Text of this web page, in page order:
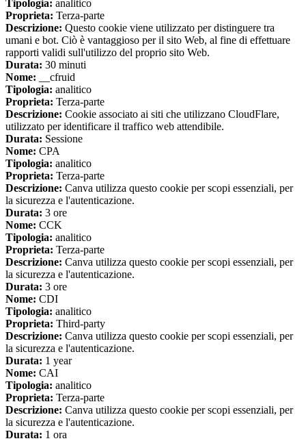
Tipologia: analitico
Proprieta: Terza-parte
Descrizione: Questo cookie viene utilizzato per distinguere tra
umani e bot. Ciò è vantaggioso per il sito Web, al fine di effettuare
rapporti validi sull'utilizzo del proprio sito Web.
Durata: 30 minuti
Nome: __cfruid
Tipologia: analitico
Proprieta: Terza-parte
Descrizione: Cookie associato ai siti che utilizzano CloudFlare,
utilizzato per identificare il traffico web attendibile.
Durata: Sessione
Nome: CPA
Tipologia: analitico
Proprieta: Terza-parte
Descrizione: Canva utilizza questo cookie per scopi essenziali, per
la sicurezza e l'autenticazione.
Durata: 3 ore
Nome: CCK
Tipologia: analitico
Proprieta: Terza-parte
Descrizione: Canva utilizza questo cookie per scopi essenziali, per
la sicurezza e l'autenticazione.
Durata: 3 ore
Nome: CDI
Tipologia: analitico
Proprieta: Third-party
Descrizione: Canva utilizza questo cookie per scopi essenziali, per
la sicurezza e l'autenticazione.
Durata: 1 year
Nome: CAI
Tipologia: analitico
Proprieta: Terza-parte
Descrizione: Canva utilizza questo cookie per scopi essenziali, per
la sicurezza e l'autenticazione.
Durata: 1 ora